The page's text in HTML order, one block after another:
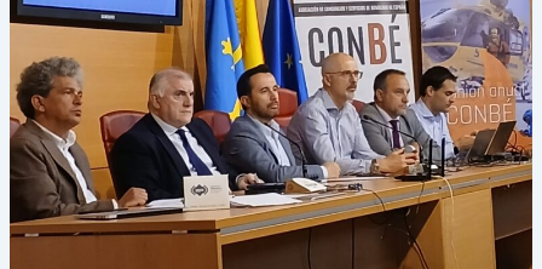
SALDA
TEMAS
DE
RELEVANCIA
PARA
EL
FUTURO